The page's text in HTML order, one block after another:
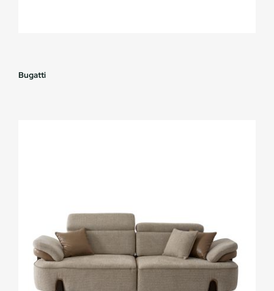
Bugatti